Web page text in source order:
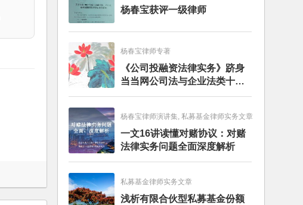
杨春宝获评一级律师
杨春宝律师专著
《公司投融资法律实务》跻身
当当网公司法与企业法类十大
畅销图书榜
杨春宝律师演讲集, 私募基金律师实务文章
一文16讲读懂对赌协议：对赌
法律实务问题全面深度解析
私募基金律师实务文章
浅析有限合伙型私募基金份额